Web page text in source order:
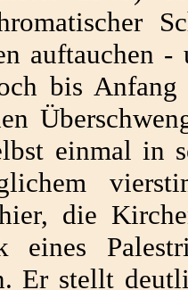
auftauchen
bis Anfang
einmal in
die
eines
Er stellt